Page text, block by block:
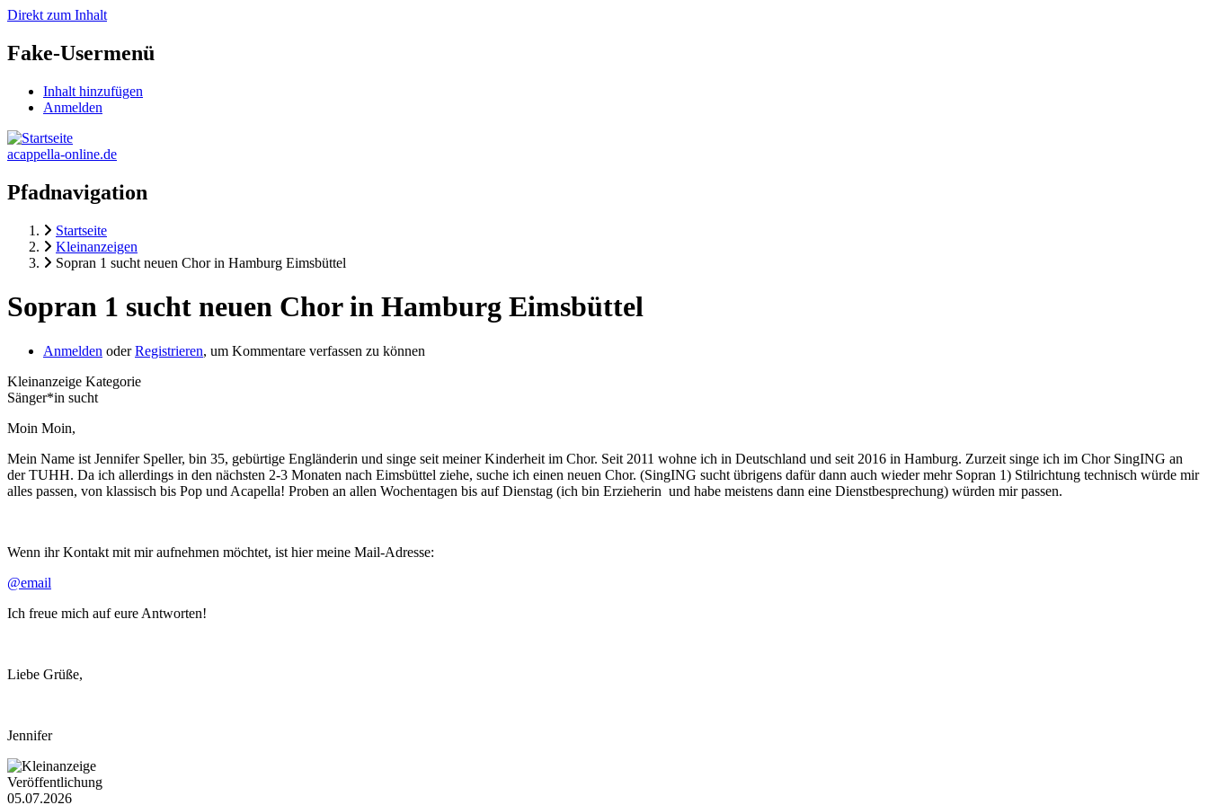
Direkt zum Inhalt
Fake-Usermenü
Inhalt hinzufügen
Anmelden
acappella-online.de
Pfadnavigation
Startseite
Kleinanzeigen
Sopran 1 sucht neuen Chor in Hamburg Eimsbüttel
Sopran 1 sucht neuen Chor in Hamburg Eimsbüttel
Anmelden oderRegistrieren, um Kommentare verfassen zu können
Kleinanzeige Kategorie
Sänger*in sucht
Moin Moin,
Mein Name ist Jennifer Speller, bin 35, gebürtige Engländerin und singe seit meiner Kinderheit im Chor. Seit 2011 wohne ich in Deutschland und seit 2016 in Hamburg. Zurzeit singe ich im Chor SingING an
der TUHH. Da ich allerdings in den nächsten 2-3 Monaten nach Eimsbüttel ziehe, suche ich einen neuen Chor. (SingING sucht übrigens dafür dann auch wieder mehr Sopran 1) Stilrichtung technisch würde mir
alles passen, von klassisch bis Pop und Acapella! Proben an allen Wochentagen bis auf Dienstag (ich bin Erzieherin und habe meistens dann eine Dienstbesprechung) würden mir passen.
Wenn ihr Kontakt mit mir aufnehmen möchtet, ist hier meine Mail-Adresse:
@email
Ich freue mich auf eure Antworten!
Liebe Grüße,
Jennifer
Veröffentlichung
05.07.2026